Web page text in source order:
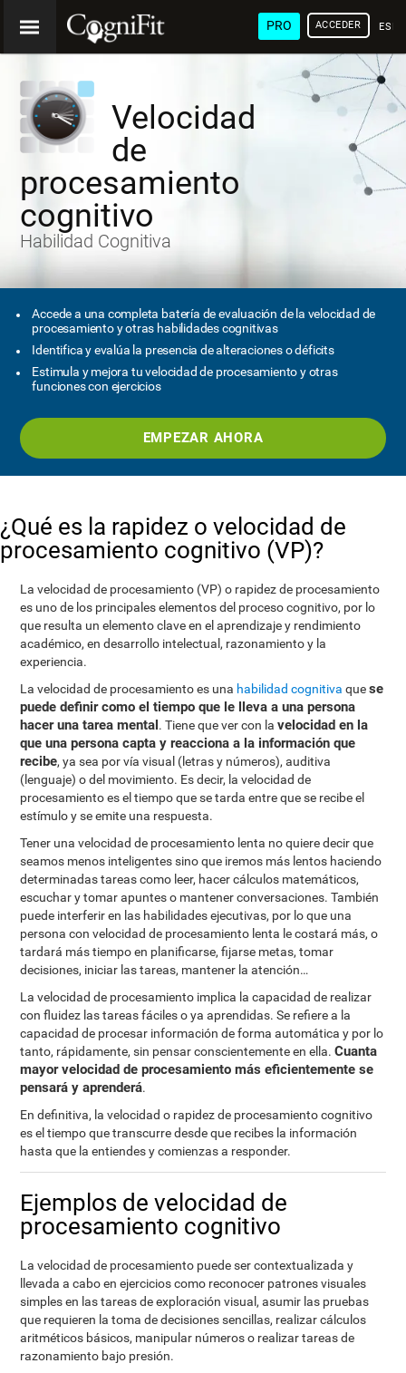
PRO ACCEDER
Velocidad
de
procesamiento
cognitivo
Habilidad Cognitiva
Accede a una completa batería de evaluación de la velocidad de
procesamiento y otras habilidades cognitivas
Identifica y evalúa la presencia de alteraciones o déficits
Estimula y mejora tu velocidad de procesamiento y otras
funciones con ejercicios
EMPEZAR AHORA
¿Qué es la rapidez o velocidad de
procesamiento cognitivo (VP)?
La velocidad de procesamiento (VP) o rapidez de procesamiento
es uno de los principales elementos del proceso cognitivo, por lo
que resulta un elemento clave en el aprendizaje y rendimiento
académico, en desarrollo intelectual, razonamiento y la
experiencia.
La velocidad de procesamiento es una habilidad cognitiva quese
puede definir como el tiempo que le lleva a una persona
hacer una tarea mental. Tiene que ver con lavelocidad en la
que una persona capta y reacciona a la información que
recibe, ya sea por vía visual (letras y números), auditiva
(lenguaje) o del movimiento. Es decir, la velocidad de
procesamiento es el tiempo que se tarda entre que se recibe el
estímulo y se emite una respuesta.
Tener una velocidad de procesamiento lenta no quiere decir que
seamos menos inteligentes sino que iremos más lentos haciendo
determinadas tareas como leer, hacer cálculos matemáticos,
escuchar y tomar apuntes o mantener conversaciones. También
puede interferir en las habilidades ejecutivas, por lo que una
persona con velocidad de procesamiento lenta le costará más, o
tardará más tiempo en planificarse, fijarse metas, tomar
decisiones, iniciar las tareas, mantener la atención…
La velocidad de procesamiento implica la capacidad de realizar
con fluidez las tareas fáciles o ya aprendidas. Se refiere a la
capacidad de procesar información de forma automática y por lo
tanto, rápidamente, sin pensar conscientemente en ella.Cuanta
mayor velocidad de procesamiento más eficientemente se
pensará y aprenderá.
En definitiva, la velocidad o rapidez de procesamiento cognitivo
es el tiempo que transcurre desde que recibes la información
hasta que la entiendes y comienzas a responder.
Ejemplos de velocidad de
procesamiento cognitivo
La velocidad de procesamiento puede ser contextualizada y
llevada a cabo en ejercicios como reconocer patrones visuales
simples en las tareas de exploración visual, asumir las pruebas
que requieren la toma de decisiones sencillas, realizar cálculos
aritméticos básicos, manipular números o realizar tareas de
razonamiento bajo presión.